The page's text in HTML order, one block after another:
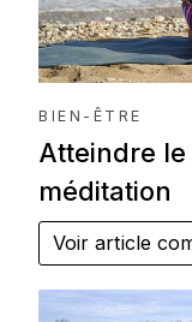
BIEN-ÊTRE
Atteindre
méditation
Voir article